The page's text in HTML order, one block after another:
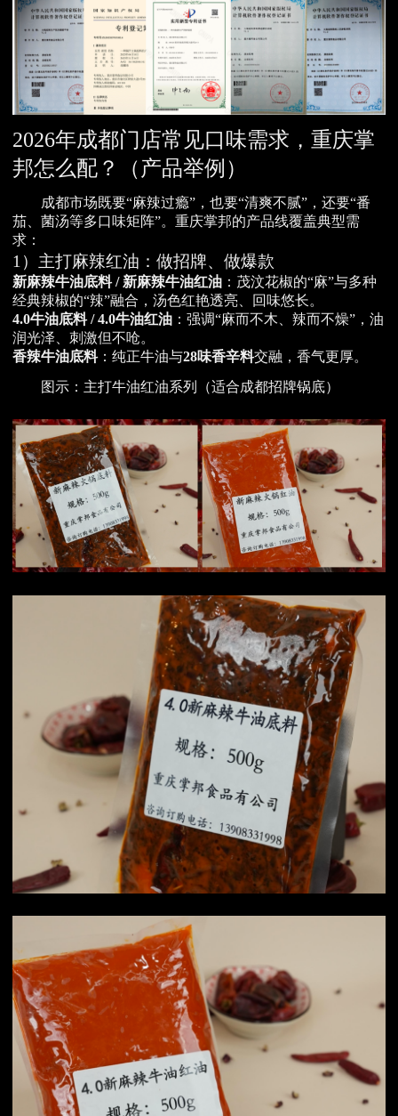
2026年成都门店常见口味需求，重庆掌
邦怎么配？（产品举例）
成都市场既要“麻辣过瘾”，也要“清爽不腻”，还要“番
茄、菌汤等多口味矩阵”。重庆掌邦的产品线覆盖典型需
求：
1）主打麻辣红油：做招牌、做爆款
新麻辣牛油底料 / 新麻辣牛油红油 ：茂汶花椒的“麻”与多种
经典辣椒的“辣”融合，汤色红艳透亮、回味悠长。
4.0牛油底料 / 4.0牛油红油 ：强调“麻而不木、辣而不燥”，油
润光泽、刺激但不呛。
香辣牛油底料：纯正牛油与28味香辛料交融，香气更厚。
图示：主打牛油红油系列（适合成都招牌锅底）